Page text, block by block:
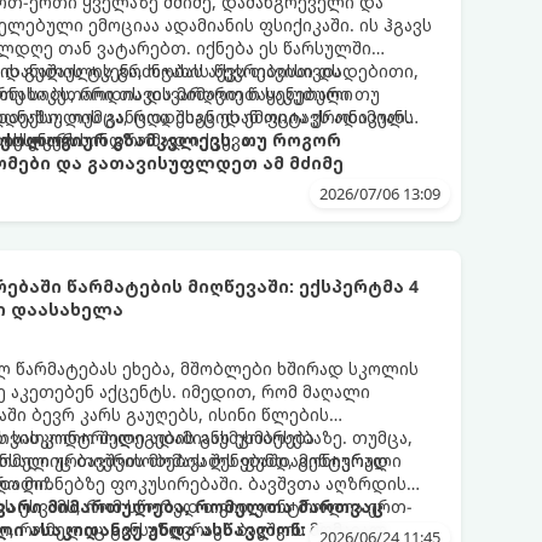
ემოციაა ადამიანის ფსიქიკაში. ის ჰგავს
თან ვატარებთ. იქნება ეს წარსულში
გულის ტკენა, ოჯახის წევრებისთვის
საკუთარი თავის მიმართ წაყენებული
განცდა შიგნიდან ფიტავს ადამიანს
უნარს.
გრძნობას აქვს თავისი დადებითი,
როდის დავარღვიეთ საკუთარი თუ
თუმცა, როდესაც ეს ემოცია ქრონიკულ
სინდრომად იქცევა.
გზამკვლევს, თუ როგორ
და გათავისუფლდეთ ამ მძიმე
2026/07/06 13:09
წარმატების მიღწევაში: ექსპერტმა 4
დაასახელა
წარმატებას ეხება, მშობლები ხშირად სკოლის
აკეთებენ აქცენტს. იმედით, რომ მაღალი
ბევრ კარს გაუღებს, ისინი წლების
სასკოლო შედეგების გაუმჯობესებაზე. თუმცა,
ბავშვის მომავალს ფუნდამენტურად
ადამიანს ეხმარება
ურთიერთობების შენებაში, გონივრული
მიზნებზე ფოკუსირებაში. ბავშვთა აღზრდის
უსვამს, რომ სწორედ თვითკონტროლია ერთ-
განსაზღვრავს ბავშვის მომავალ
მიმართულება, რომელთა მართვაც
ასაკიდანვე უნდა ასწავლონ:
2026/06/24 11:45